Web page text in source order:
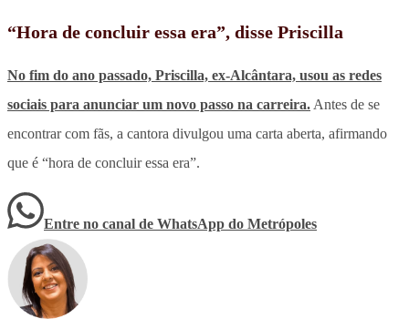
“Hora de concluir essa era”, disse Priscilla
No fim do ano passado, Priscilla, ex-Alcântara, usou as redes
sociais para anunciar um novo passo na carreira. Antes de se
encontrar com fãs, a cantora divulgou uma carta aberta, afirmando
que é “hora de concluir essa era”.
Entre no canal de WhatsApp do Metrópoles